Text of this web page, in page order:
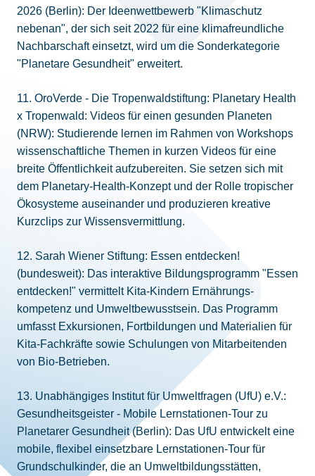
2026 (Berlin): Der Ideenwettbewerb "Klimaschutz
nebenan", der sich seit 2022 für eine klimafreundliche
Nachbarschaft einsetzt, wird um die Sonderkategorie
"Planetare Gesundheit" erweitert.
11. OroVerde - Die Tropenwaldstiftung: Planetary Health
x Tropenwald: Videos für einen gesunden Planeten
(NRW): Studierende lernen im Rahmen von Workshops
wissenschaftliche Themen in kurzen Videos für eine
breite Öffentlichkeit aufzubereiten. Sie setzen sich mit
dem Planetary-Health-Konzept und der Rolle tropischer
Ökosysteme auseinander und produzieren kreative
Kurzclips zur Wissensvermittlung.
12. Sarah Wiener Stiftung: Essen entdecken!
(bundesweit): Das interaktive Bildungsprogramm "Essen
entdecken!" vermittelt Kita-Kindern Ernährungs-
kompetenz und Umweltbewusstsein. Das Programm
umfasst Exkursionen, Fortbildungen und Materialien für
Kita-Fachkräfte sowie Schulungen von Mitarbeitenden
von Bio-Betrieben.
13. Unabhängiges Institut für Umweltfragen (UfU) e.V.:
Gesundheitsgeister - Mobile Lernstationen-Tour zu
Planetarer Gesundheit (Berlin): Das UfU entwickelt eine
mobile, flexibel einsetzbare Lernstationen-Tour für
Grundschulkinder, die an Umweltbildungsstätten,